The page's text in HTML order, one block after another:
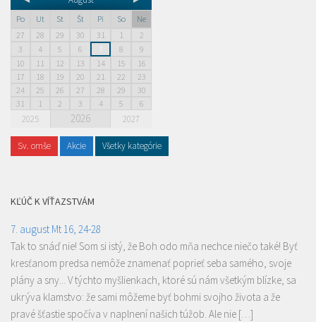
Po Ut St Št Pi So
Ne
27
28 29 30 31 1
2
3
4 5 6 8
9
10
11 12 13 14 15
16
17
18 19 20 21 22
23
24
25 26 27 28 29
30
31
1 2 3 4 5 6
2025 2026 2027
Sv. omše Akcie Všetky kategórie
KĽÚČ K VÍŤAZSTVÁM
7. august Mt 16, 24-28
Tak to snáď nie! Som si istý, že Boh odo mňa nechce niečo také! Byť
kresťanom predsa nemôže znamenať poprieť seba samého, svoje
plány a sny... V týchto myšlienkach, ktoré sú nám všetkým blízke, sa
ukrýva klamstvo: že sami môžeme byť bohmi svojho života a že
pravé šťastie spočíva v naplnení našich túžob. Ale nie […]